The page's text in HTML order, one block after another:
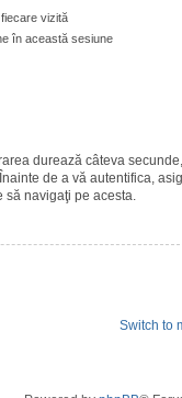
vizită
în această sesiune
durează câteva
de a vă autentifica,
să navigaţi pe acesta.
Switch to